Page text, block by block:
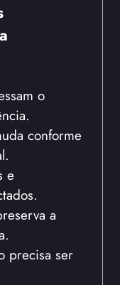
o
conforme
e
a
precisa ser